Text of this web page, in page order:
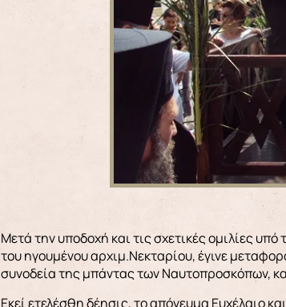
Μετά την υποδοχή και τις σχετικές ομιλίες
του ηγουμένου αρχιμ.Νεκταρίου, έγινε
συνοδεία της μπάντας των Ναυτοπροσκόπων,
Εκεί ετελέσθη δέησις, το απόγευμα Ευχέλαιο